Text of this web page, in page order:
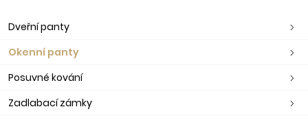
Dveřní panty
Okenní panty
Posuvné kování
Zadlabací zámky